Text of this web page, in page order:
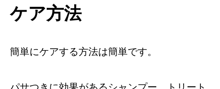
ケア方法
簡単にケアする方法は簡単です。